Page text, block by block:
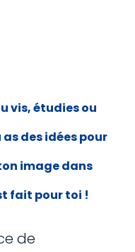
vis, étudies ou
des idées pour
image dans
fait pour toi !
de